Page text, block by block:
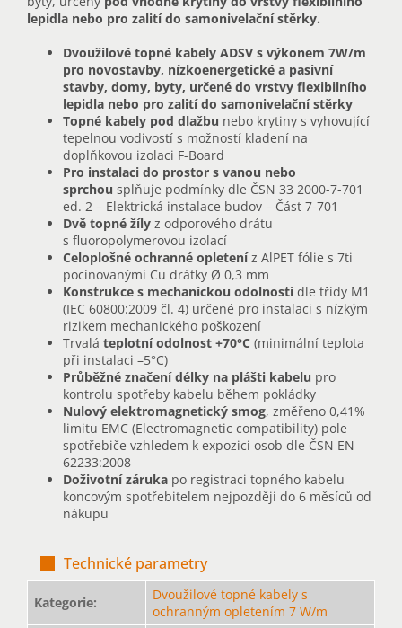
lepidla nebo pro zalití do samonivelační stěrky.
Dvoužilové topné kabely ADSV s výkonem 7W/m
pro novostavby, nízkoenergetické a pasivní
stavby, domy, byty, určené do vrstvy flexibilního
lepidla nebo pro zalití do samonivelační stěrky
Topné kabely pod dlažbu nebo krytiny s vyhovující
tepelnou vodivostí s možností kladení na
doplňkovou izolaci F-Board
Pro instalaci do prostor s vanou nebo
sprchou splňuje podmínky dle ČSN 33 2000-7-701
ed. 2 – Elektrická instalace budov – Část 7-701
Dvě topné žíly z odporového drátu
s fluoropolymerovou izolací
Celoplošné ochranné opleteníz AlPET fólie s 7ti
pocínovanými Cu drátky Ø 0,3 mm
Konstrukce s mechanickou odolnostídle třídy M1
(IEC 60800:2009 čl. 4) určené pro instalaci s nízkým
rizikem mechanického poškození
Trvalá teplotní odolnost +70°C (minimální teplota
při instalaci –5°C)
Průběžné značení délky na plášti kabelu pro
kontrolu spotřeby kabelu během pokládky
Nulový elektromagnetický smog, změřeno 0,41%
limitu EMC (Electromagnetic compatibility) pole
spotřebiče vzhledem k expozici osob dle ČSN EN
62233:2008
Doživotní záruka po registraci topného kabelu
koncovým spotřebitelem nejpozději do 6 měsíců od
nákupu
Technické parametry
Kategorie:
Dvoužilové topné kabely s
ochranným opletením 7 W/m